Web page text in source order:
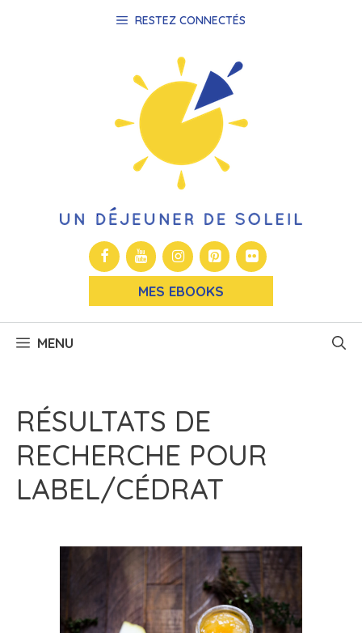
RESTEZ CONNECTÉS
MES EBOOKS
MENU
RÉSULTATS DE
RECHERCHE POUR
LABEL/CÉDRAT